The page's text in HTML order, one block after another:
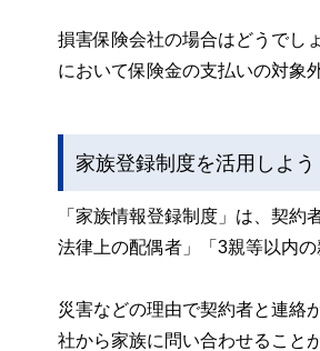
損害保険会社の場合はどうでし
において保険金の支払いの対象
家族登録制度を活用しよう
「家族情報登録制度」は、契
法律上の配偶者」「3親等以内
災害などの理由で契約者と連絡
社から家族に問い合わせること